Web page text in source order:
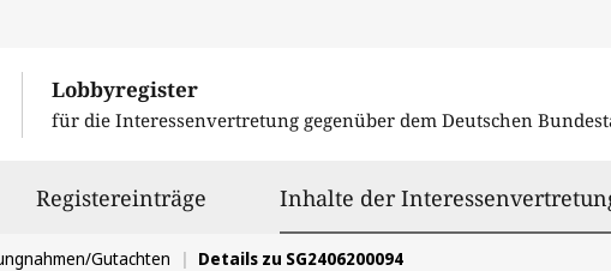
Lobbyregister
für die Interessenvertretung gegenüber dem Deutschen
Registereinträge Inhalte der
Gutachten Details zu SG2406200094